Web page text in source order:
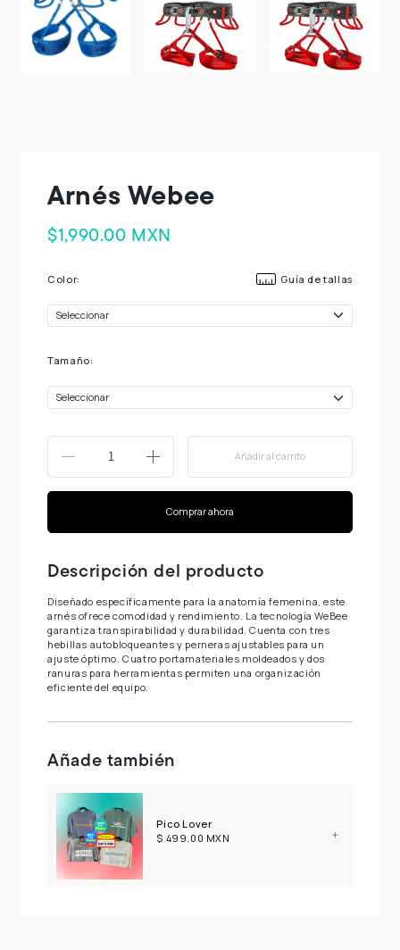
Arnés Webee
$1,990.00 MXN
Color: Guía de tallas
Tamaño:
+ Añadir al carrito
Comprar ahora
Descripción del producto
Diseñado específicamente para la anatomía femenina, este
arnés ofrece comodidad y rendimiento. La tecnología WeBee
garantiza transpirabilidad y durabilidad. Cuenta con tres
hebillas autobloqueantes y perneras ajustables para un
ajuste óptimo. Cuatro portamateriales moldeados y dos
ranuras para herramientas permiten una organización
eficiente del equipo.
Añade también
Pico Lover
$ 499.00 MXN